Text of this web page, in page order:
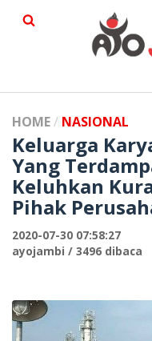
HOME NASIONAL
Keluarga
Yang
Keluhkan
Pihak
2020-07-30 07:58:27
ayojambi / 3496 dibaca